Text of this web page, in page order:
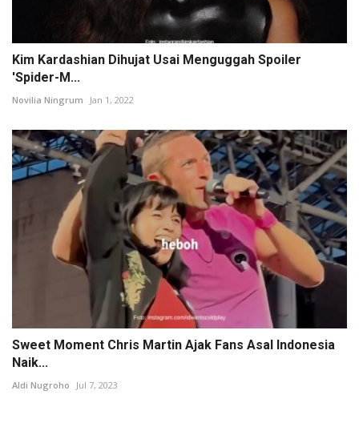
Kim Kardashian Dihujat Usai Menguggah Spoiler
'Spider-M...
Novilia Ningrum Jan 1, 2022
Sweet Moment Chris Martin Ajak Fans Asal Indonesia
Naik...
Aldi Nugroho Jul 7, 2023